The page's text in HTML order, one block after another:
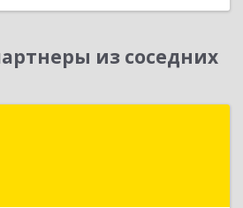
из соседних
обл, Егорьевск г, 5-й мкр,